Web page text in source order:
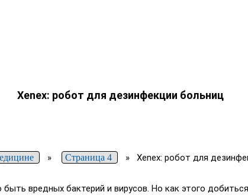
Xenex: робот для дезинфекции больниц
» Страница 4 » Xenex: робот для
вредных бактерий и вирусов. Но как этого